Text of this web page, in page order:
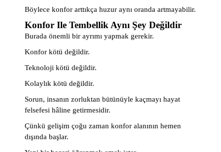
Böylece konfor arttıkça huzur aynı oranda artmayabilir.
Konfor Ile Tembellik Aynı Şey Değildir
Burada önemli bir ayrımı yapmak gerekir.
Konfor kötü değildir.
Teknoloji kötü değildir.
Kolaylık kötü değildir.
Sorun, insanın zorluktan bütünüyle kaçmayı hayat
felsefesi hâline getirmesidir.
Çünkü gelişim çoğu zaman konfor alanının hemen
dışında başlar.